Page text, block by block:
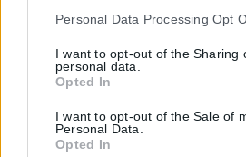
Please note that this website/app
but not limited to your visit or usage
click to grant or deny consent to
tags to use your data for below
Google consent section.
Personal Data Processing Opt
I want to opt-out of the Sharing
personal data.
Opted In
I want to opt-out of the Sale of
Personal Data.
Opted In